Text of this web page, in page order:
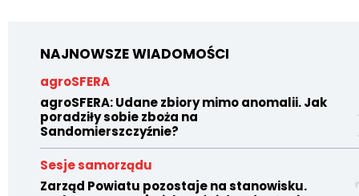
NAJNOWSZE WIADOMOŚCI
agroSFERA
agroSFERA: Udane zbiory mimo anomalii. Jak
poradziły sobie zboża na
Sandomierszczyźnie?
Sesje samorządu
Zarząd Powiatu pozostaje na stanowisku.